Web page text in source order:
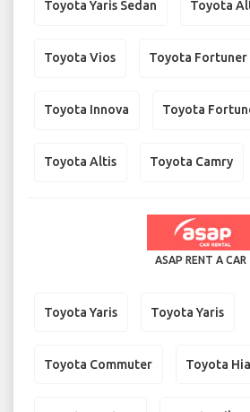
Toyota Yaris Sedan Toyota
Toyota Vios Toyota Fortuner
Toyota Innova Toyota
Toyota Altis Toyota Camry
ASAP RENT A CAR
Toyota Yaris Toyota Yaris
Toyota Commuter Toyota